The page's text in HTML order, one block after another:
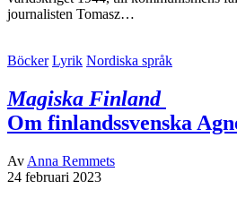
journalisten Tomasz…
Böcker Lyrik Nordiska språk
Magiska Finland
Om finlandssvenska
Av Anna Remmets
24 februari 2023